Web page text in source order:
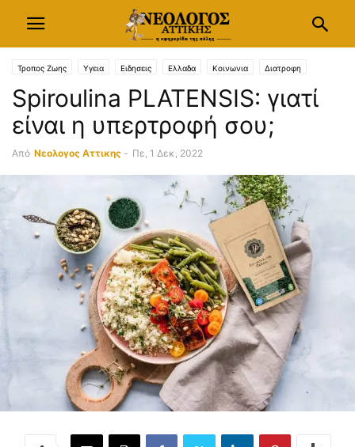
Τροπος Ζωης Υγεια Ειδησεις Ελλαδα Κοινωνια Διατροφη
Spiroulina PLATENSIS: γιατί
είναι η υπερτροφή σου;
Από Νεολογος Αττικης - Πε, 1 Δεκ, 2022